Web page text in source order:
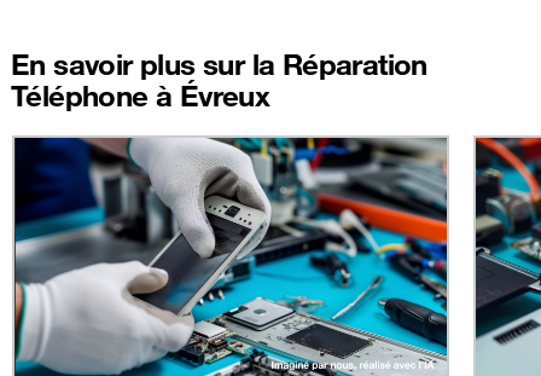
En savoir plus sur la Réparation
Téléphone à Évreux